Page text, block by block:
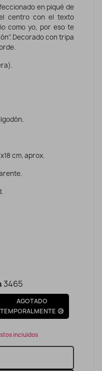
en piqué de
centro con el texto
como yo, por eso te
Decorado con tripa
cm. aprox.
3465
AGOTADO
TEMPORALMENTE 😥
incluidos